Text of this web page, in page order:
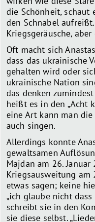
die Schönheit, schaut
den Schnabel
Kriegsgeräusche, aber
Oft macht sich
dass das ukrainische
gehalten wird oder
ukrainische Nation
das denken
heißt es in den „Acht
eine Art kann man
auch singen.
Allerdings konnte
gewaltsamen
Majdan am 26.
Kriegsausweitung am
etwas sagen; keine
„ich glaube nicht
schreibt sie in den
sie diese selbst.